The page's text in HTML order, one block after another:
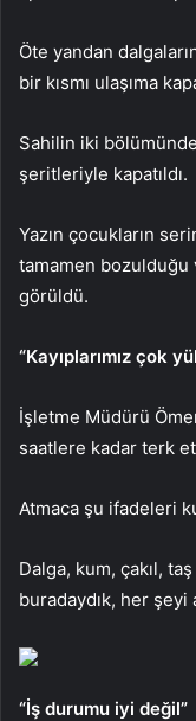
Öte yandan
bir kısmı ulaşıma
Sahilin iki
şeritleriyle kapatıldı.
Yazın çocukların
tamamen
görüldü.
“Kayıplarımız çok
İşletme Müdürü
saatlere kadar terk
Atmaca şu ifadeleri
Dalga, kum, çakıl,
buradaydık, her şeyi
“İş durumu iyi değil”